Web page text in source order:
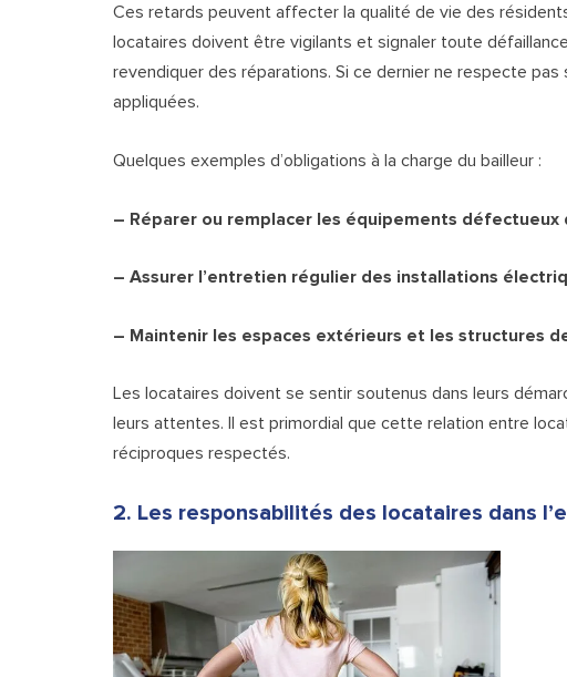
Ces retards peuvent affecter la qualité de vie des
locataires doivent être vigilants et signaler toute
revendiquer des réparations. Si ce dernier ne respecte
appliquées.
Quelques exemples d’obligations à la charge du bailleur :
– Réparer ou remplacer les équipements défectueux
– Assurer l’entretien régulier des installations
– Maintenir les espaces extérieurs et les structures
Les locataires doivent se sentir soutenus dans leurs
leurs attentes. Il est primordial que cette relation entre
réciproques respectés.
2. Les responsabilités des locataires dans